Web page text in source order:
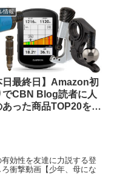
プライムデーセ
】
情報
日最終日】Amazon初
でCBN Blog読者に人
あった商品TOP20をご
効性を友達に力説する登
衝撃動画【少年、母にな